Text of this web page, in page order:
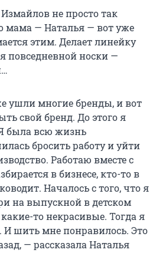
не просто так
мама — Наталья — вот уже
этим. Делает линейку
повседневной носки —
ушли многие бренды, и вот
свой бренд. До этого я
была всю жизнь
бросить работу и уйти
Работаю вместе с
в бизнесе, кто-то в
Началось с того, что я
на выпускной в детском
то некрасивые. Тогда я
шить мне понравилось. Это
— рассказала Наталья